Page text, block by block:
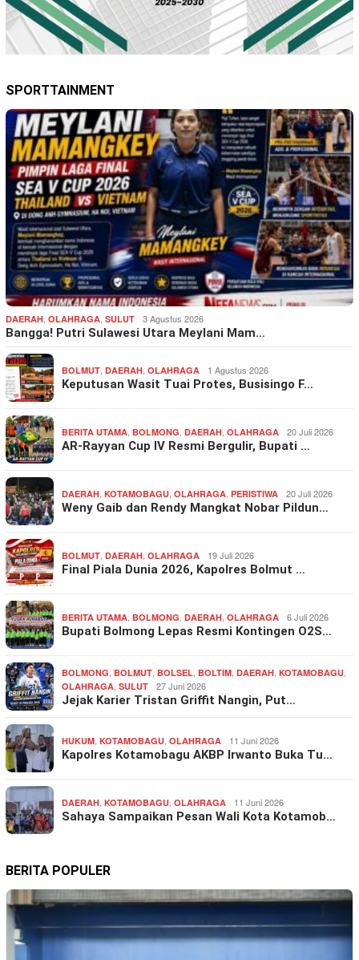
SPORTTAINMENT
DAERAH, OLAHRAGA, SULUT 3 Agustus 2026
Bangga! Putri Sulawesi Utara Meylani Mam…
BOLMUT, DAERAH, OLAHRAGA 1 Agustus 2026
Keputusan Wasit Tuai Protes, Busisingo F…
BERITA UTAMA, BOLMONG, DAERAH, OLAHRAGA 20 Juli 2026
AR-Rayyan Cup IV Resmi Bergulir, Bupati …
DAERAH, KOTAMOBAGU, OLAHRAGA, PERISTIWA 20 Juli 2026
Weny Gaib dan Rendy Mangkat Nobar Pildun…
BOLMUT, DAERAH, OLAHRAGA 19 Juli 2026
Final Piala Dunia 2026, Kapolres Bolmut …
BERITA UTAMA, BOLMONG, DAERAH, OLAHRAGA 6 Juli 2026
Bupati Bolmong Lepas Resmi Kontingen O2S…
BOLMONG, BOLMUT, BOLSEL, BOLTIM, DAERAH, KOTAMOBAGU,
OLAHRAGA, SULUT 27 Juni 2026
Jejak Karier Tristan Griffit Nangin, Put…
HUKUM, KOTAMOBAGU, OLAHRAGA 11 Juni 2026
Kapolres Kotamobagu AKBP Irwanto Buka Tu…
DAERAH, KOTAMOBAGU, OLAHRAGA 11 Juni 2026
Sahaya Sampaikan Pesan Wali Kota Kotamob…
BERITA POPULER